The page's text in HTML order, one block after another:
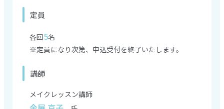
定員
各回5名
※定員になり次第、申込受付を終了いたします。
講師
メイクレッスン講師